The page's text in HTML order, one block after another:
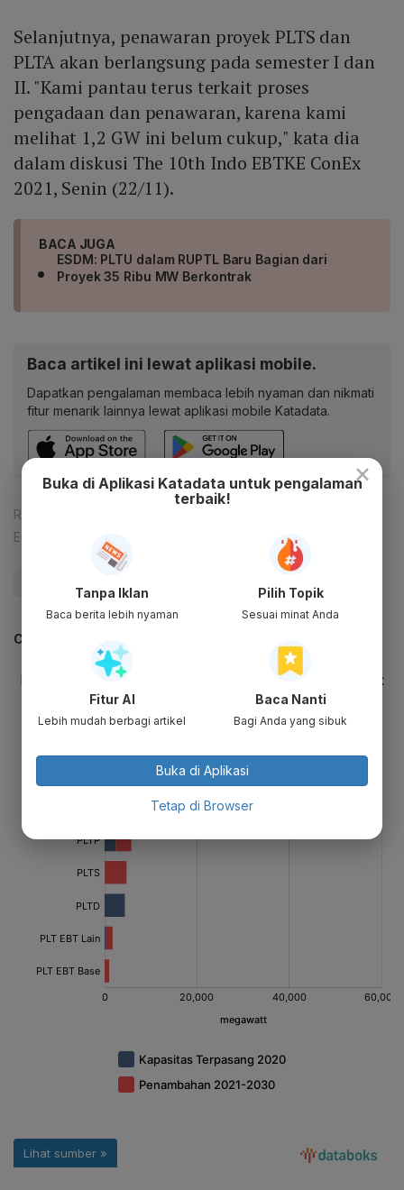
Selanjutnya, penawaran proyek PLTS dan
PLTA akan berlangsung pada semester I dan
II. "Kami pantau terus terkait proses
pengadaan dan penawaran, karena kami
melihat 1,2 GW ini belum cukup," kata dia
dalam diskusi The 10th Indo EBTKE ConEx
2021, Senin (22/11).
BACA JUGA
ESDM: PLTU dalam RUPTL Baru Bagian dari
Proyek 35 Ribu MW Berkontrak
Baca artikel ini lewat aplikasi mobile.
Dapatkan pengalaman membaca lebih nyaman dan nikmati
fitur menarik lainnya lewat aplikasi mobile Katadata.
Reporter:
Editor:
Yuliawati
CEK JUGA DATA INI
×
Buka di Aplikasi Katadata untuk pengalaman
terbaik!
Tanpa Iklan
Baca berita lebih nyaman
Pilih Topik
Sesuai minat Anda
Fitur AI
Lebih mudah berbagi artikel
Baca Nanti
Bagi Anda yang sibuk
Buka di Aplikasi
Tetap di Browser